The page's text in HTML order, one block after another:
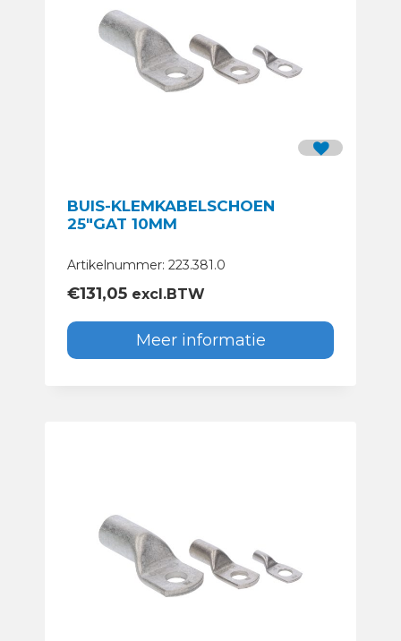
BUIS-KLEMKABELSCHOEN
25″GAT 10MM
Artikelnummer: 223.381.0
€131,05 excl.BTW
Meer informatie